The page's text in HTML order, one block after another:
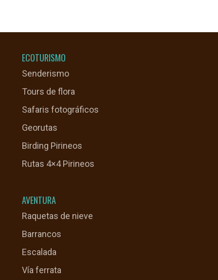
ECOTURISMO
Senderismo
Tours de flora
Safaris fotográficos
Georutas
Birding Pirineos
Rutas 4×4 Pirineos
AVENTURA
Raquetas de nieve
Barrancos
Escalada
Vía ferrata